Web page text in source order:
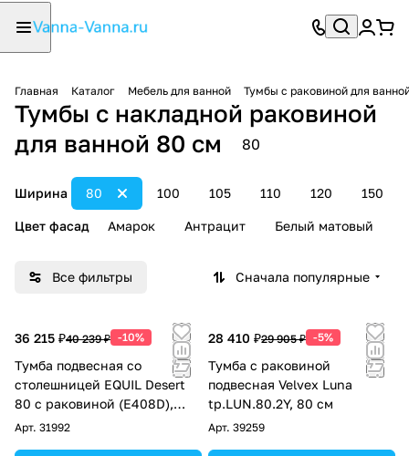
Главная Каталог Мебель для ванной Тумбы с раковиной для
Тумбы с накладной раковиной
для ванной 80 см
80
Ширина 100 105 110 120 150
80
Цвет фасад Амарок Антрацит Белый матовый
Все фильтры Сначала популярные
36 215 ₽40 239 ₽ -10%
Тумба подвесная со
столешницей EQUIL Desert
80 с раковиной (Е408D),
амарок
Арт. 31992
28 410 ₽29 905 ₽ -5%
Тумба с раковиной
подвесная Velvex Luna
tp.LUN.80.2Y, 80 см
Арт. 39259